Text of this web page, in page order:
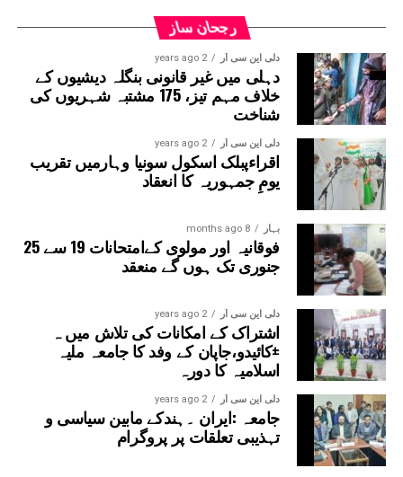
تمام نکاسی آب کے مقامات پر اہلکار تعینات کیے
رجحان ساز
دلی این سی آر 2 years ago
دہلی میں غیر قانونی بنگلہ دیشیوں کے
خلاف مہم تیز، 175 مشتبہ شہریوں کی
شناخت
دلی این سی آر 2 years ago
اقراءپبلک اسکول سونیا وہارمیں تقریب
یومِ جمہوریہ کا انعقاد
بہار 8 months ago
فوقانیہ اور مولوی کےامتحانات 19 سے 25
جنوری تک ہوں گے منعقد
دلی این سی آر 2 years ago
اشتراک کے امکانات کی تلاش میں ہ
±کائیدو،جاپان کے وفد کا جامعہ ملیہ
اسلامیہ کا دورہ
دلی این سی آر 2 years ago
جامعہ :ایران ۔ہندکے مابین سیاسی و
تہذیبی تعلقات پر پروگرام